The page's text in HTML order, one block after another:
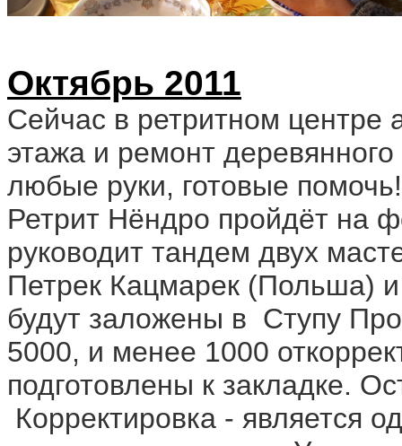
Октябрь 2011
Сейчас в ретритном центре
этажа и ремонт
любые руки, готовые помочь!
Ретрит Нёндро пройдёт на
руководит тандем двух
Петрек Кацмарек (Польша)
будут заложены в Ступу
5000, и менее 1000
подготовлены к закладке.
Корректировка - является